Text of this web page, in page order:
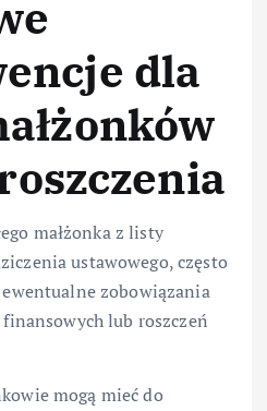
dla
małżonka z listy
ustawowego, często
zobowiązania
lub roszczeń
mogą mieć do